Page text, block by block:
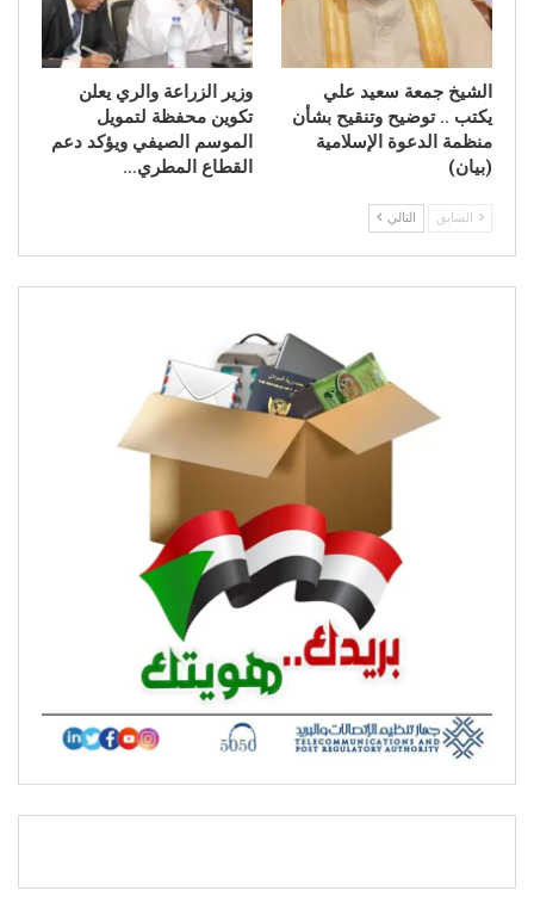
الشيخ جمعة سعيد علي
يكتب .. توضيح وتنقيح بشأن
منظمة الدعوة الإسلامية
(بيان)
وزير الزراعة والري يعلن
تكوين محفظة لتمويل
الموسم الصيفي ويؤكد دعم
القطاع المطري…
السابق التالي